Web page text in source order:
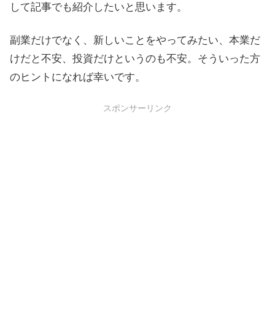
して記事でも紹介したいと思います。
副業だけでなく、新しいことをやってみたい、本業だ
けだと不安、投資だけというのも不安。そういった方
のヒントになれば幸いです。
スポンサーリンク